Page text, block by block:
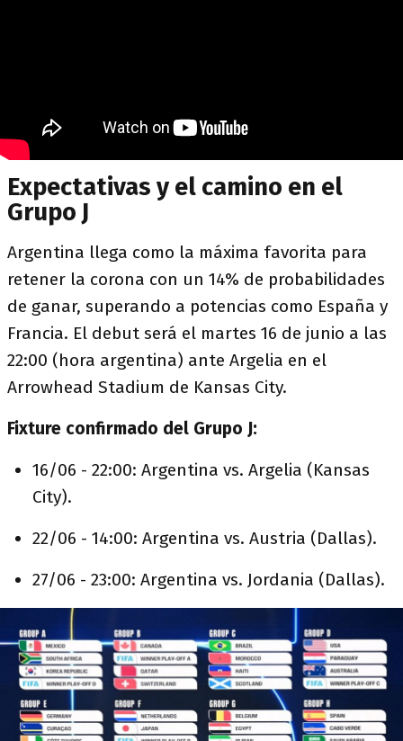
Expectativas y el camino en el
Grupo J
Argentina llega como la máxima favorita para
retener la corona con un 14% de probabilidades
de ganar, superando a potencias como España y
Francia. El debut será el martes 16 de junio a las
22:00 (hora argentina) ante Argelia en el
Arrowhead Stadium de Kansas City.
Fixture confirmado del Grupo J:
16/06 - 22:00: Argentina vs. Argelia (Kansas
City).
22/06 - 14:00: Argentina vs. Austria (Dallas).
27/06 - 23:00: Argentina vs. Jordania (Dallas).